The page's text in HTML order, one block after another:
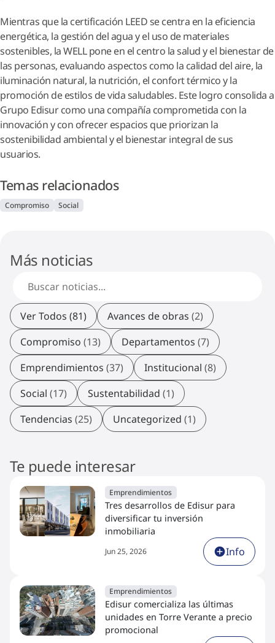
Mientras que la certificación LEED se centra en la eficiencia
energética, la gestión del agua y el uso de materiales
sostenibles, la WELL pone en el centro la salud y el bienestar de
las personas, evaluando aspectos como la calidad del aire, la
iluminación natural, la nutrición, el confort térmico y la
promoción de estilos de vida saludables. Este logro consolida a
Grupo Edisur como una compañía comprometida con la
innovación y con ofrecer espacios que priorizan la
sostenibilidad ambiental y el bienestar integral de sus
usuarios.
Temas relacionados
Compromiso Social
Más noticias
Ver Todos (81) Avances de obras (2)
Compromiso (13) Departamentos (7)
Emprendimientos (37) Institucional (8)
Social (17) Sustentabilidad (1)
Tendencias (25) Uncategorized (1)
Te puede interesar
Emprendimientos
Tres desarrollos de Edisur para
diversificar tu inversión
inmobiliaria
Jun 25, 2026 Info
Emprendimientos
Edisur comercializa las últimas
unidades en Torre Verante a precio
promocional